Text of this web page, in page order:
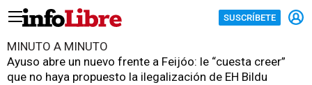
SUSCRÍBETE
MINUTO A MINUTO
Ayuso abre un nuevo frente a Feijóo: le “cuesta creer”
que no haya propuesto la ilegalización de EH Bildu